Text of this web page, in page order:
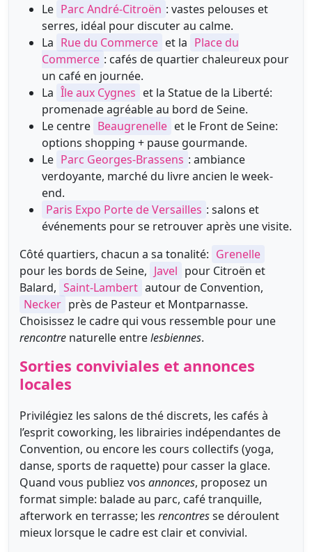
Le Parc André-Citroën : vastes pelouses et
serres, idéal pour discuter au calme.
La Rue du Commerce et la Place du
Commerce : cafés de quartier chaleureux pour
un café en journée.
La Île aux Cygnes et la Statue de la Liberté:
promenade agréable au bord de Seine.
Le centre Beaugrenelle et le Front de Seine:
options shopping + pause gourmande.
Le Parc Georges-Brassens : ambiance
verdoyante, marché du livre ancien le week-
end.
Paris Expo Porte de Versailles : salons et
événements pour se retrouver après une visite.
Côté quartiers, chacun a sa tonalité: Grenelle
pour les bords de Seine, Javel pour Citroën et
Balard, Saint-Lambert autour de Convention,
Necker près de Pasteur et Montparnasse.
Choisissez le cadre qui vous ressemble pour une
rencontre naturelle entrelesbiennes.
Sorties conviviales et annonces
locales
Privilégiez les salons de thé discrets, les cafés à
l’esprit coworking, les librairies indépendantes de
Convention, ou encore les cours collectifs (yoga,
danse, sports de raquette) pour casser la glace.
Quand vous publiez vos annonces, proposez un
format simple: balade au parc, café tranquille,
afterwork en terrasse; les rencontresse déroulent
mieux lorsque le cadre est clair et convivial.